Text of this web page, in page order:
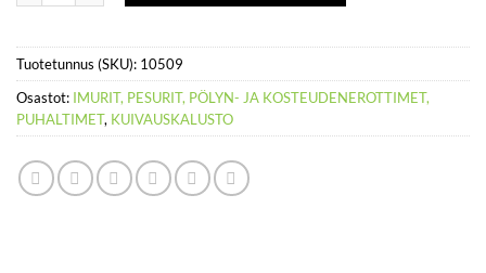
Tuotetunnus (SKU): 10509
Osastot: IMURIT, PESURIT, PÖLYN- JA KOSTEUDENEROTTIMET,
PUHALTIMET, KUIVAUSKALUSTO